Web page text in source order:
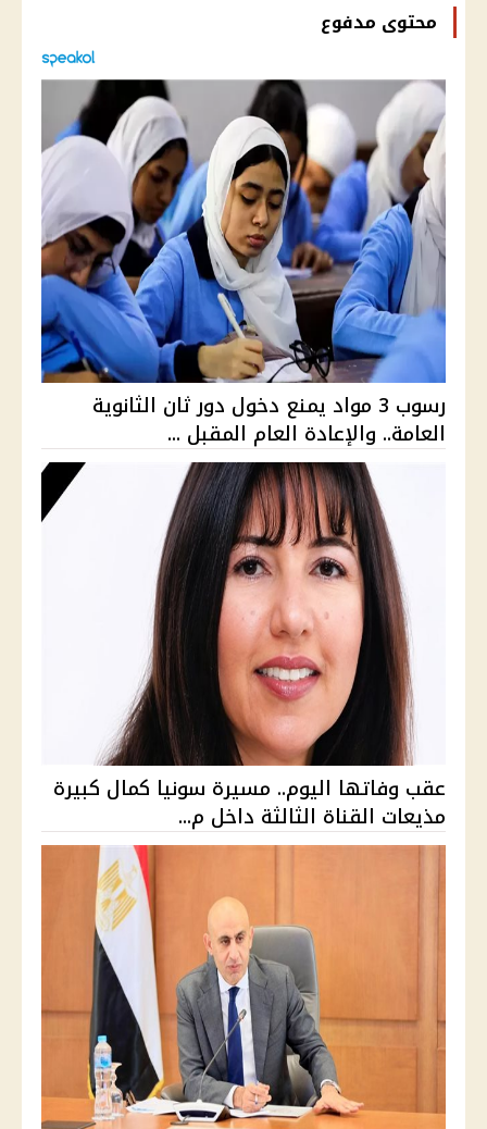
محتوى مدفوع
رسوب 3 مواد يمنع دخول دور ثان الثانوية
العامة.. والإعادة العام المقبل ...
عقب وفاتها اليوم.. مسيرة سونيا كمال كبيرة
مذيعات القناة الثالثة داخل م...